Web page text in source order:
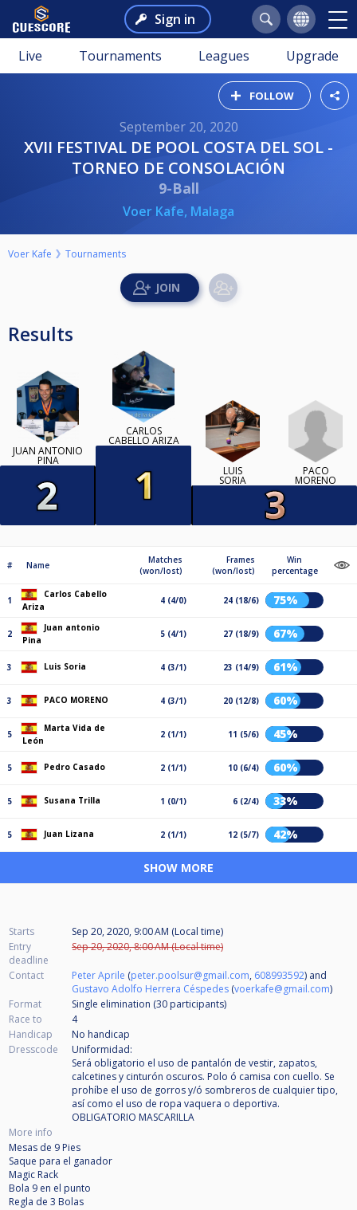
Sign in
Live Tournaments Leagues Upgrade
FOLLOW
September 20, 2020
XVII FESTIVAL DE POOL COSTA DEL SOL -
TORNEO DE CONSOLACIÓN
9-Ball
Voer Kafe, Malaga
Voer Kafe Tournaments
Results
JUAN ANTONIO
PINA
CARLOS
CABELLO ARIZA
LUIS
SORIA
PACO
MORENO
# Name
Matches
(won/lost)
Frames
(won/lost)
Win
percentage
1
Carlos Cabello
Ariza
4 (4/0) 24 (18/6) 75%
2
Juan antonio
Pina
5 (4/1) 27 (18/9) 67%
3 Luis Soria 4 (3/1) 23 (14/9) 61%
3 PACO MORENO 4 (3/1) 20 (12/8) 60%
5
Marta Vida de
León
2 (1/1) 11 (5/6) 45%
5 Pedro Casado 2 (1/1) 10 (6/4) 60%
5 Susana Trilla 1 (0/1) 6 (2/4) 33%
5 Juan Lizana 2 (1/1) 12 (5/7) 42%
SHOW MORE
Starts
Sep 20, 2020, 9:00 AM (Local time)
Entry
deadline
Sep 20, 2020, 8:00 AM (Local time)
Contact Peter Aprile (peter.poolsur@gmail.com, 608993592) and
Gustavo Adolfo Herrera Céspedes (voerkafe@gmail.com)
Format
Single elimination (30 participants)
Race to
4
Handicap
No handicap
Dresscode
Uniformidad:
Será obligatorio el uso de pantalón de vestir, zapatos,
calcetines y cinturón oscuros. Polo ó camisa con cuello. Se
prohíbe el uso de gorros y/ó sombreros de cualquier tipo,
así como el uso de ropa vaquera o deportiva.
OBLIGATORIO MASCARILLA
More info
Mesas de 9 Pies
Saque para el ganador
Magic Rack
Bola 9 en el punto
Regla de 3 Bolas